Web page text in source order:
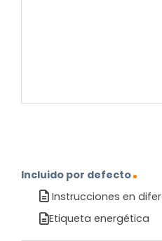
Incluido por defecto
Instrucciones en
Etiqueta energética